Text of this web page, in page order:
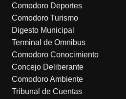
l
a
t
e
Comodoro Deportes
Comodoro Turismo
Digesto Municipal
Terminal de Omnibus
Comodoro Conocimiento
Concejo Deliberante
Comodoro Ambiente
Tribunal de Cuentas